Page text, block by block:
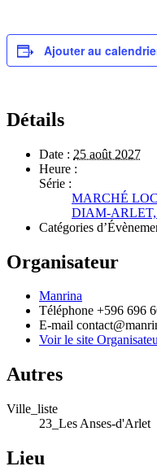
Ajouter au
Détails
Date : 25 août 2027
Heure :
Série :
MARCHÉ
DIAM-ARLET,
Catégories
Organisateur
Manrina
Téléphone +596 696
E-mail
Voir le site
Autres
Ville_liste
23_Les Anses-d'Arlet
Lieu